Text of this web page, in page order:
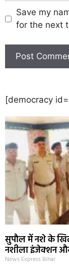
Save my
for the next
[democracy
सुपौल में नशे के
नशीला इंजेक्शन और
News Express Bihar